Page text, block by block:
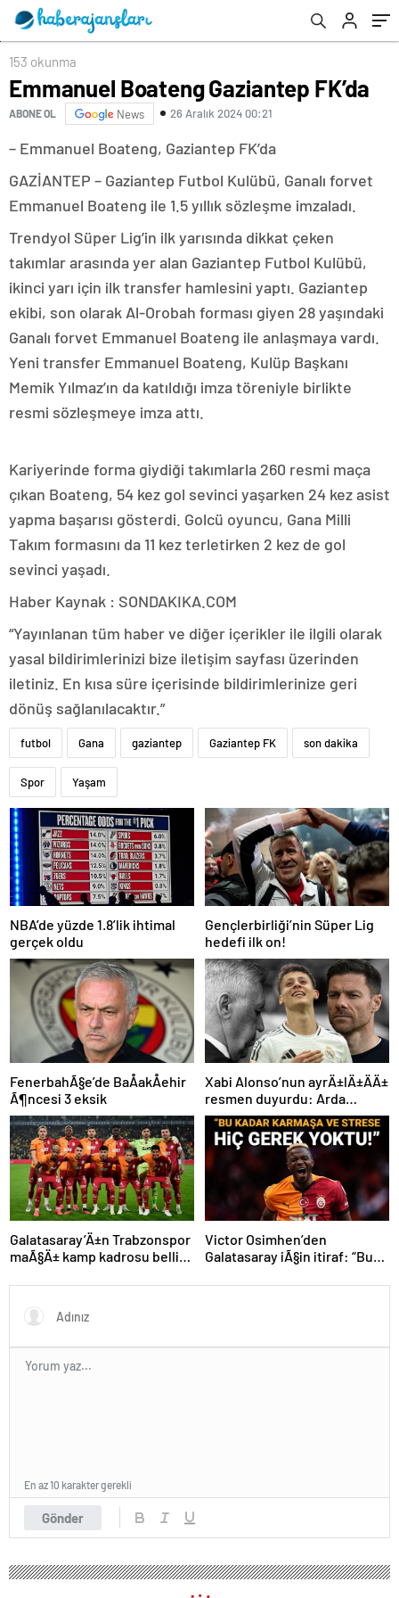
153 okunma
Emmanuel Boateng Gaziantep FK’da
ABONE OL News 26 Aralık 2024 00:21
– Emmanuel Boateng, Gaziantep FK’da
GAZİANTEP – Gaziantep Futbol Kulübü, Ganalı forvet
Emmanuel Boateng ile 1.5 yıllık sözleşme imzaladı.
Trendyol Süper Lig’in ilk yarısında dikkat çeken
takımlar arasında yer alan Gaziantep Futbol Kulübü,
ikinci yarı için ilk transfer hamlesini yaptı. Gaziantep
ekibi, son olarak Al-Orobah forması giyen 28 yaşındaki
Ganalı forvet Emmanuel Boateng ile anlaşmaya vardı.
Yeni transfer Emmanuel Boateng, Kulüp Başkanı
Memik Yılmaz’ın da katıldığı imza töreniyle birlikte
resmi sözleşmeye imza attı.
Kariyerinde forma giydiği takımlarla 260 resmi maça
çıkan Boateng, 54 kez gol sevinci yaşarken 24 kez asist
yapma başarısı gösterdi. Golcü oyuncu, Gana Milli
Takım formasını da 11 kez terletirken 2 kez de gol
sevinci yaşadı.
Haber Kaynak : SONDAKIKA.COM
“Yayınlanan tüm haber ve diğer içerikler ile ilgili olarak
yasal bildirimlerinizi bize iletişim sayfası üzerinden
iletiniz. En kısa süre içerisinde bildirimlerinize geri
dönüş sağlanılacaktır.”
futbol Gana gaziantep Gaziantep FK son dakika
Spor Yaşam
NBA’de yüzde 1.8’lik ihtimal
gerçek oldu
Gençlerbirliği’nin Süper Lig
hedefi ilk on!
FenerbahÃ§e’de BaÅakÅehir
Ã¶ncesi 3 eksik
Xabi Alonso’nun ayrÄ±lÄ±ÄÄ±
resmen duyurdu: Arda
GÃ¼ler’in yeni hocasÄ±
olmak iÃ§in geri sayÄ±m
baÅladÄ±
Galatasaray’Ä±n Trabzonspor
maÃ§Ä± kamp kadrosu belli
Victor Osimhen’den
Galatasaray iÃ§in itiraf: “Bu
Gönder
En az 10 karakter gerekli